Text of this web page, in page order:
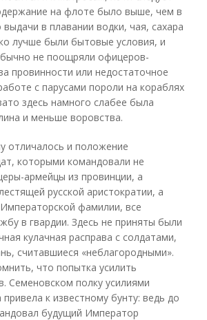
на флоте было выше, чем в
в плавании водки, чая, сахара
лучше были бытовые условия, и
не поощряли офицеров-
провинности или недостаточное
с парусами пороли на кораблях
здесь намного слабее была
и меньше воровства.
отличалось и положение
которыми командовали не
армейцы из провинции, а
русской аристократии, а
фамилии, все
в гвардии. Здесь не приняты были
кулачная расправа с солдатами,
считавшиеся «неблагородными».
что попытка усилить
Семеновском полку усилиями
к известному бунту: ведь до
будущий Император